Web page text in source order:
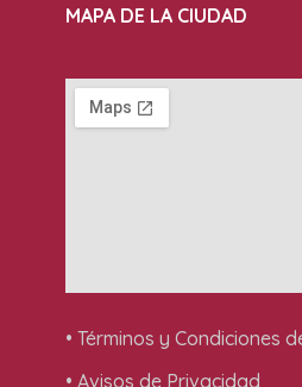
MAPA DE LA CIUDAD
• Términos y Condiciones
• Avisos de Privacidad